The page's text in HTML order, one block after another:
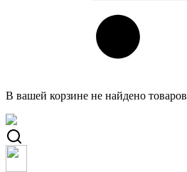
В вашей корзине не найдено товаров